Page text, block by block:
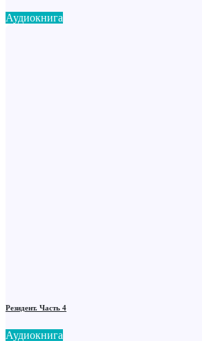
Аудиокнига
Резидент. Часть 4
Аудиокнига